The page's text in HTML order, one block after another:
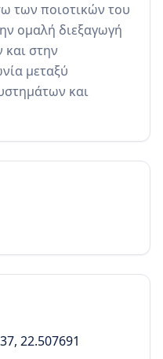
των ποιοτικών του
ομαλή διεξαγωγή
στην
μεταξύ
και
, 22.507691